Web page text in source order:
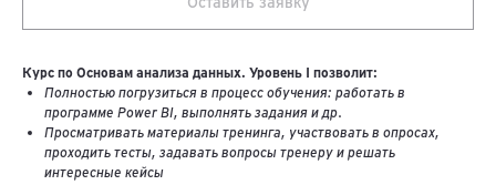
Курс по Основам анализа данных. Уровень I позволит:
Полностью погрузиться в процесс обучения: работать в
программе Power BI, выполнять задания и др.
Просматривать материалы тренинга, участвовать в опросах,
проходить тесты, задавать вопросы тренеру и решать
интересные кейсы